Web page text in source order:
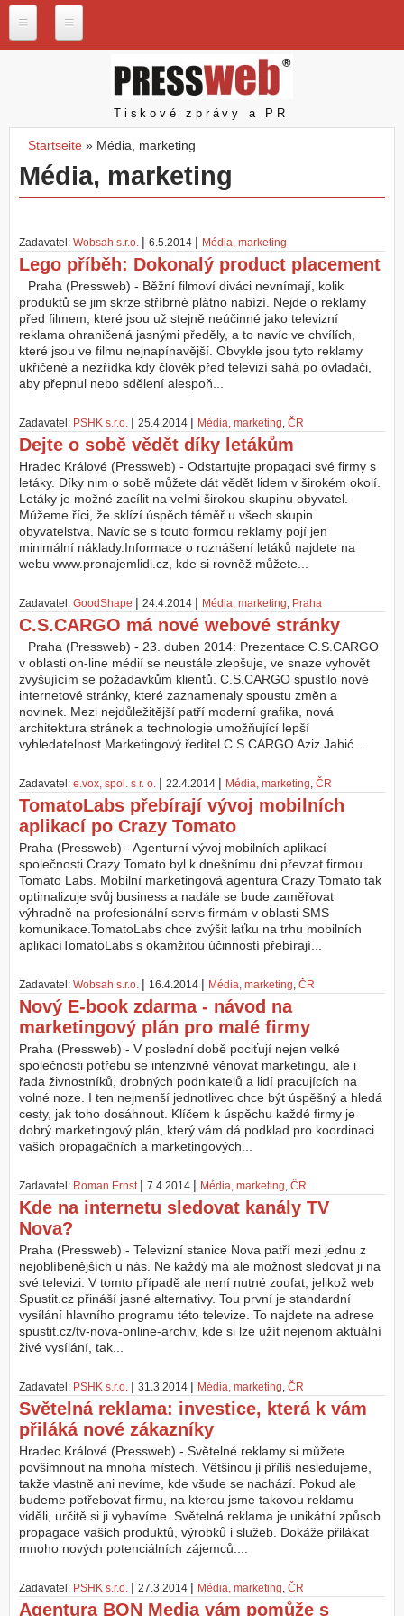
P
e
b
.
c
N
a
š
e
s
l
u
ž
b
Z
a
l
o
ž
i
t
ú
č
Pressweb
Tiskové zprávy a PR
Sie sind hier
Startseite » Média, marketing
Média, marketing
Zadavatel: Wobsah s.r.o. | 6.5.2014 | Média, marketing
Lego příběh: Dokonalý product placement
Praha (Pressweb) - Běžní filmoví diváci nevnímají, kolik
produktů se jim skrze stříbrné plátno nabízí. Nejde o reklamy
před filmem, které jsou už stejně neúčinné jako televizní
reklama ohraničená jasnými předěly, a to navíc ve chvílích,
které jsou ve filmu nejnapínavější. Obvykle jsou tyto reklamy
ukřičené a nezřídka kdy člověk před televizí sahá po ovladači,
aby přepnul nebo sdělení alespoň...
Zadavatel: PSHK s.r.o. | 25.4.2014 | Média, marketing, ČR
Dejte o sobě vědět díky letákům
Hradec Králové (Pressweb) - Odstartujte propagaci své firmy s
letáky. Díky nim o sobě můžete dát vědět lidem v širokém okolí.
Letáky je možné zacílit na velmi širokou skupinu obyvatel.
Můžeme říci, že sklízí úspěch téměř u všech skupin
obyvatelstva. Navíc se s touto formou reklamy pojí jen
minimální náklady.Informace o roznášení letáků najdete na
webu www.pronajemlidi.cz, kde si rovněž můžete...
Zadavatel: GoodShape | 24.4.2014 | Média, marketing, Praha
C.S.CARGO má nové webové stránky
Praha (Pressweb) - 23. duben 2014: Prezentace C.S.CARGO
v oblasti on-line médií se neustále zlepšuje, ve snaze vyhovět
zvyšujícím se požadavkům klientů. C.S.CARGO spustilo nové
internetové stránky, které zaznamenaly spoustu změn a
novinek. Mezi nejdůležitější patří moderní grafika, nová
architektura stránek a technologie umožňující lepší
vyhledatelnost.Marketingový ředitel C.S.CARGO Aziz Jahić...
Zadavatel: e.vox, spol. s r. o. | 22.4.2014 | Média, marketing, ČR
TomatoLabs přebírají vývoj mobilních
aplikací po Crazy Tomato
Praha (Pressweb) - Agenturní vývoj mobilních aplikací
společnosti Crazy Tomato byl k dnešnímu dni převzat firmou
Tomato Labs. Mobilní marketingová agentura Crazy Tomato tak
optimalizuje svůj business a nadále se bude zaměřovat
výhradně na profesionální servis firmám v oblasti SMS
komunikace.TomatoLabs chce zvýšit laťku na trhu mobilních
aplikacíTomatoLabs s okamžitou účinností přebírají...
Zadavatel: Wobsah s.r.o. | 16.4.2014 | Média, marketing, ČR
Nový E-book zdarma - návod na
marketingový plán pro malé firmy
Praha (Pressweb) - V poslední době pociťují nejen velké
společnosti potřebu se intenzivně věnovat marketingu, ale i
řada živnostníků, drobných podnikatelů a lidí pracujících na
volné noze. I ten nejmenší jednotlivec chce být úspěšný a hledá
cesty, jak toho dosáhnout. Klíčem k úspěchu každé firmy je
dobrý marketingový plán, který vám dá podklad pro koordinaci
vašich propagačních a marketingových...
Zadavatel: Roman Ernst | 7.4.2014 | Média, marketing, ČR
Kde na internetu sledovat kanály TV
Nova?
Praha (Pressweb) - Televizní stanice Nova patří mezi jednu z
nejoblíbenějších u nás. Ne každý má ale možnost sledovat ji na
své televizi. V tomto případě ale není nutné zoufat, jelikož web
Spustit.cz přináší jasné alternativy. Tou první je standardní
vysílání hlavního programu této televize. To najdete na adrese
spustit.cz/tv-nova-online-archiv, kde si lze užít nejenom aktuální
živé vysílání, tak...
Zadavatel: PSHK s.r.o. | 31.3.2014 | Média, marketing, ČR
Světelná reklama: investice, která k vám
přiláká nové zákazníky
Hradec Králové (Pressweb) - Světelné reklamy si můžete
povšimnout na mnoha místech. Většinou ji příliš nesledujeme,
takže vlastně ani nevíme, kde všude se nachází. Pokud ale
budeme potřebovat firmu, na kterou jsme takovou reklamu
viděli, určitě si ji vybavíme. Světelná reklama je unikátní způsob
propagace vašich produktů, výrobků i služeb. Dokáže přilákat
mnoho nových potenciálních zájemců....
Zadavatel: PSHK s.r.o. | 27.3.2014 | Média, marketing, ČR
Agentura BON Media vám pomůže s